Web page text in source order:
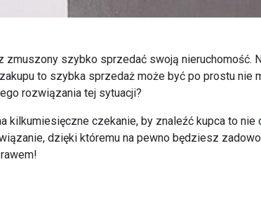
szybko sprzedać swoją nieruchomość.
to szybka sprzedaż może być po prostu nie
rozwiązania tej sytuacji?
czekanie, by znaleźć kupca to
dzięki któremu na pewno będziesz